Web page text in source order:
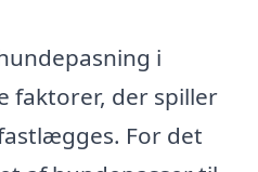
i
faktorer, der spiller
For det